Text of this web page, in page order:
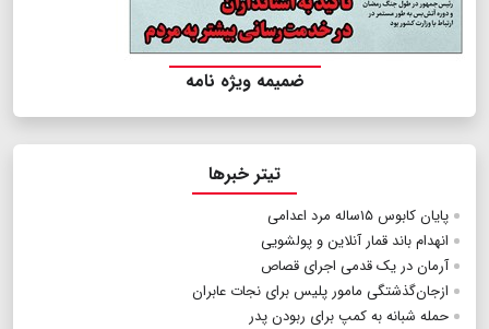
ضمیمه ویژه نامه
تیتر خبرها
پایان کابوس ۱۵ساله مرد اعدامی
انهدام باند قمار آنلاین و پولشویی
آرمان در یک قدمی اجرای قصاص
ازجان‌گذشتگی مامور پلیس برای نجات عابران
حمله شبانه به کمپ برای ربودن پدر